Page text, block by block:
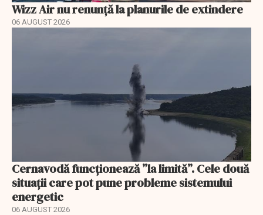
Wizz Air nu renunță la planurile de extindere
06 AUGUST 2026
Cernavodă funcționează ”la limită”. Cele două
situații care pot pune probleme sistemului
energetic
06 AUGUST 2026